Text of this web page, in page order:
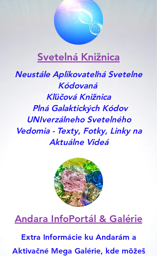
Svetelná Knižnica
Neustále Aplikovateľná Svetelne
Kódovaná
Kľúčová Knižnica
Plná Galaktických Kódov
UNIverzálneho Svetelného
Vedomia - Texty, Fotky, Linky na
Aktuálne Videá
Andara InfoPortál & Galérie
Extra Informácie ku Andarám a
Aktivačné Mega Galérie, kde môžeš